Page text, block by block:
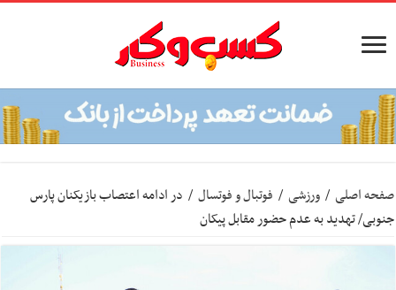
صفحه اصلی / ورزشی / فوتبال و فوتسال / در ادامه اعتصاب بازیکنان پارس
جنوبی/ تهدید به عدم حضور مقابل پیکان